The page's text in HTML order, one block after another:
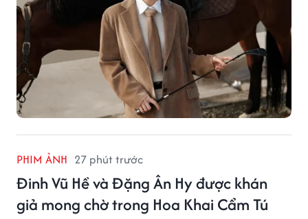
PHIM ẢNH 27 phút trước
Đinh Vũ Hề và Đặng Ân Hy được khán
giả mong chờ trong Hoa Khai Cẩm Tú